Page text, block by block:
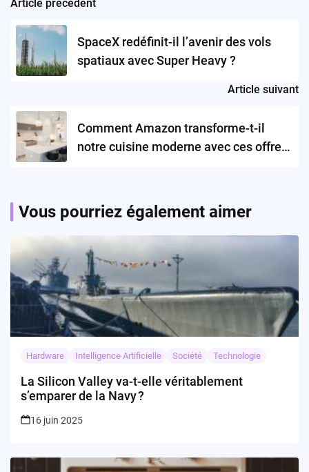
Post
navigation
Article précédent
SpaceX redéfinit-il l’avenir des vols
spatiaux avec Super Heavy ?
Article suivant
Comment Amazon transforme-t-il
notre cuisine moderne avec ces offres
Vous pourriez également aimer
Hardware Intelligence Artificielle Société Technologie
La Silicon Valley va-t-elle véritablement
s’emparer de la Navy ?
16 juin 2025